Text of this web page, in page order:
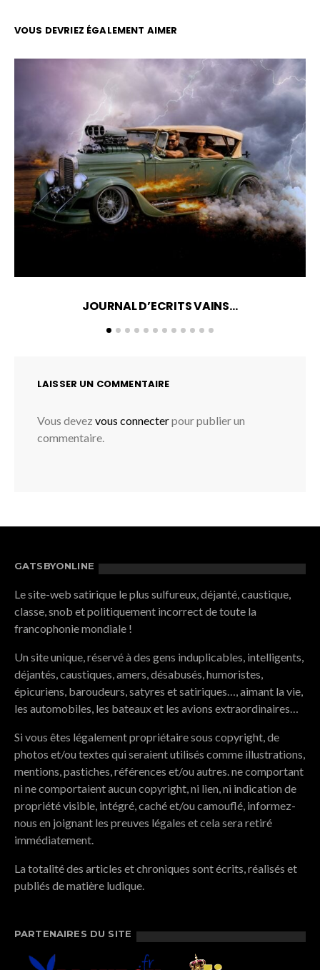
VOUS DEVRIEZ ÉGALEMENT AIMER
JOURNAL D’ECRITS VAINS…
LAISSER UN COMMENTAIRE
Vous devez vous connecterpour publier un
commentaire.
GATSBYONLINE
Le site-web satirique le plus sulfureux, déjanté, caustique,
classe, snob et politiquement incorrect de toute la
francophonie mondiale !
Un site unique, réservé à des gens induplicables, intelligents,
déjantés, caustiques, amers, désabusés, humoristes,
épicuriens, baroudeurs, satyres et satiriques…, aimant la vie,
les automobiles, les bateaux et les avions extraordinaires…
Si vous êtes légalement propriétaire sous copyright, de
photos et/ou textes qui seraient utilisés comme illustrations,
mentions, pastiches, références et/ou autres. ne comportant
ni ne comportaient aucun copyright, ni lien, ni indication de
propriété visible, intégré, caché et/ou camouflé, informez-
nous en joignant les preuves légales et cela sera retiré
immédiatement.
La totalité des articles et chroniques sont écrits, réalisés et
publiés de matière ludique.
PARTENAIRES DU SITE